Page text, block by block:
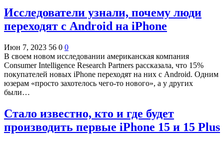
Исследователи узнали, почему люди
переходят с Android на iPhone
Июн 7, 2023 56 0 0
В своем новом исследовании американская компания
Consumer Intelligence Research Partners рассказала, что 15%
покупателей новых iPhone переходят на них с Android. Одним
юзерам «просто захотелось чего-то нового», а у других
были…
Стало известно, кто и где будет
производить первые iPhone 15 и 15 Plus